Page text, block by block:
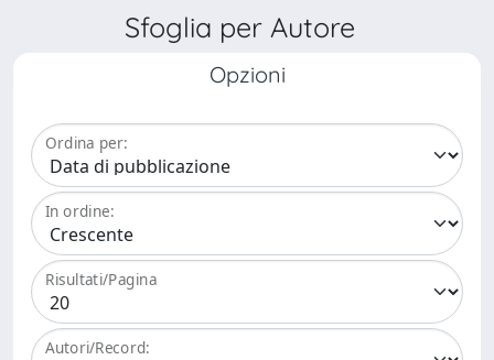
Sfoglia per Autore
Opzioni
Ordina per:
In ordine:
Risultati/Pagina
Autori/Record: